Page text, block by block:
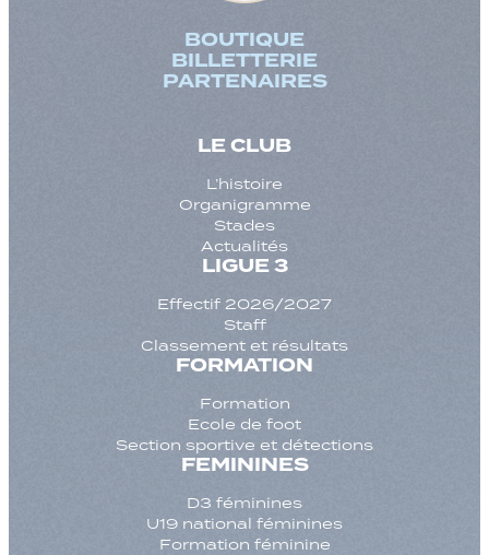
BOUTIQUE
BILLETTERIE
PARTENAIRES
LE CLUB
L’histoire
Organigramme
Stades
Actualités
LIGUE 3
Effectif 2026/2027
Staff
Classement et résultats
FORMATION
Formation
Ecole de foot
Section sportive et détections
FEMININES
D3 féminines
U19 national féminines
Formation féminine